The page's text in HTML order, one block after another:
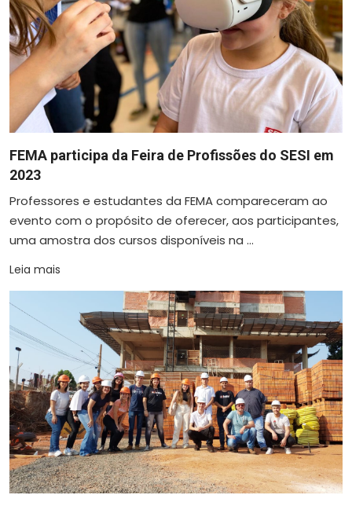
FEMA participa da Feira de Profissões do SESI em
2023
Professores e estudantes da FEMA compareceram ao
evento com o propósito de oferecer, aos participantes,
uma amostra dos cursos disponíveis na ...
Leia mais